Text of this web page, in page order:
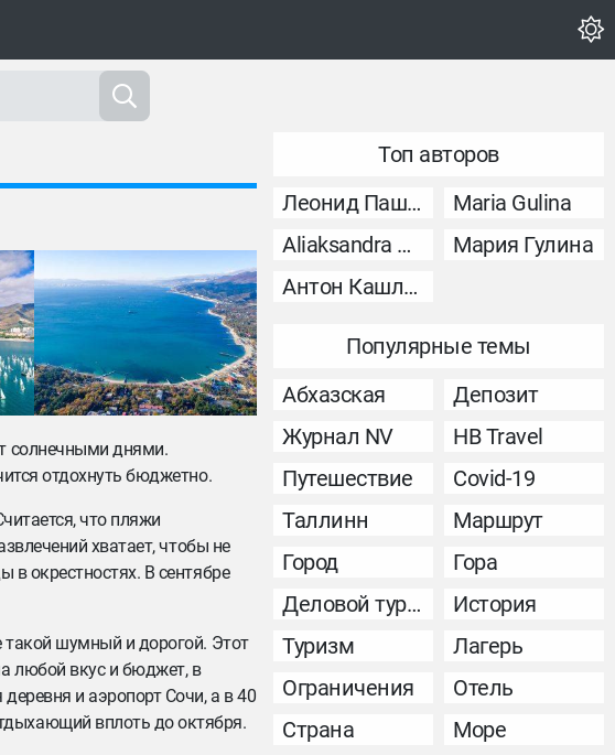
солнечными днями.
отдохнуть бюджетно.
что пляжи
хватает, чтобы не
в окрестностях. В сентябре
такой шумный и дорогой. Этот
любой вкус и бюджет, в
и аэропорт Сочи, а в 40
вплоть до октября.
Топ авторов
Леонид Пашковский
Maria Gulina
Aliaksandra Murashka
Мария Гулина
Антон Кашликов
Популярные темы
Абхазская
Депозит
Журнал NV
НВ Travel
Путешествие
Covid-19
Таллинн
Маршрут
Город
Гора
Деловой туризм
История
Туризм
Лагерь
Ограничения
Отель
Страна
Море